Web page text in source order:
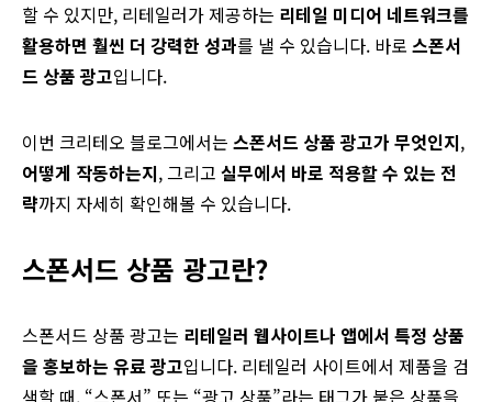
할 수 있지만, 리테일러가 제공하는 리테일 미디어 네트워크를
활용하면 훨씬 더 강력한 성과를 낼 수 있습니다. 바로 스폰서
드 상품 광고입니다.
이번 크리테오 블로그에서는 스폰서드 상품 광고가 무엇인지,
어떻게 작동하는지, 그리고 실무에서 바로 적용할 수 있는 전
략까지 자세히 확인해볼 수 있습니다.
스폰서드 상품 광고란?
스폰서드 상품 광고는 리테일러 웹사이트나 앱에서 특정 상품
을 홍보하는 유료 광고입니다. 리테일러 사이트에서 제품을 검
색할 때, “스폰서” 또는 “광고 상품”라는 태그가 붙은 상품을